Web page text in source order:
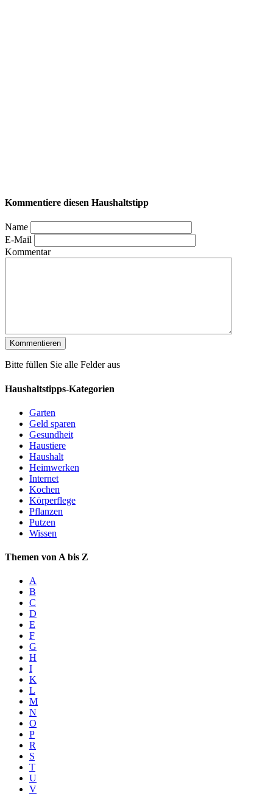
Kommentiere diesen Haushaltstipp
Name
E-Mail
Kommentar
Bitte füllen Sie alle Felder aus
Haushaltstipps-Kategorien
Garten
Geld sparen
Gesundheit
Haustiere
Haushalt
Heimwerken
Internet
Kochen
Körperflege
Pflanzen
Putzen
Wissen
Themen von A bis Z
A
B
C
D
E
F
G
H
I
K
L
M
N
O
P
R
S
T
U
V